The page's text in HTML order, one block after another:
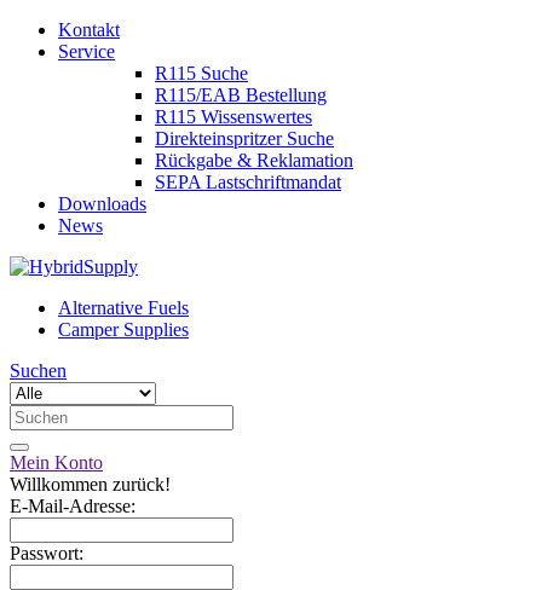
Kontakt
Service
R115 Suche
R115/EAB Bestellung
R115 Wissenswertes
Direkteinspritzer Suche
Rückgabe & Reklamation
SEPA Lastschriftmandat
Downloads
News
Alternative Fuels
Camper Supplies
Suchen
Mein Konto
Willkommen zurück!
E-Mail-Adresse:
Passwort: